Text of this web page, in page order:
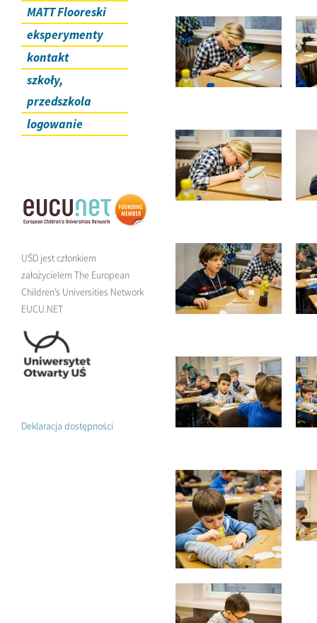
MATT Flooreski
eksperymenty
kontakt
szkoły,
przedszkola
logowanie
UŚD jest członkiem
założycielem The European
Children’s Universities Network
EUCU.NET
Deklaracja dostępności